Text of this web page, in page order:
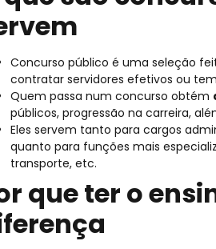
Concurso público é uma seleção
contratar servidores efetivos ou
Quem passa num concurso obtém
públicos, progressão na carreira,
Eles servem tanto para cargos
quanto para funções mais
transporte, etc.
que ter o